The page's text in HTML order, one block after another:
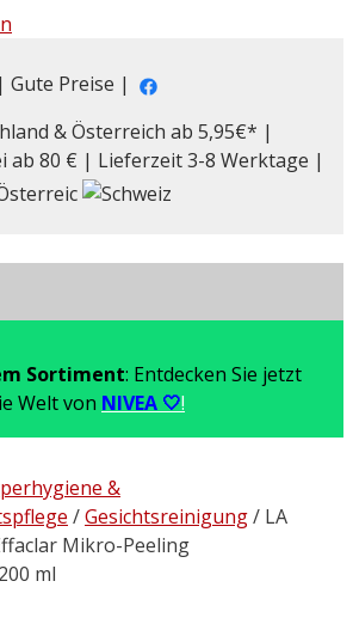
Gute Preise |
& Österreich ab 5,95€* |
ab 80 € | Lieferzeit 3-8 Werktage |
Sortiment: Entdecken Sie jetzt
Welt von NIVEA 🤍!
&
/Gesichtsreinigung/ LA
Mikro-Peeling
ml